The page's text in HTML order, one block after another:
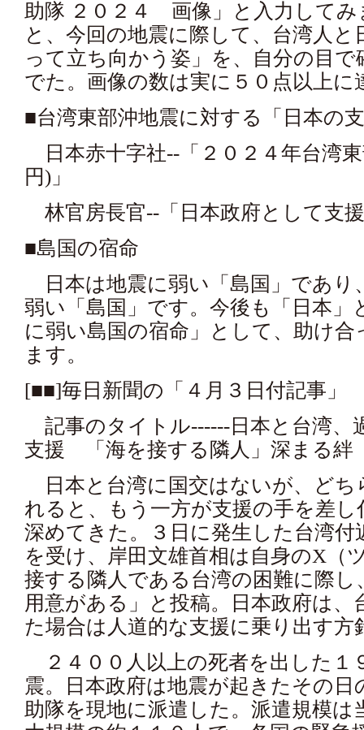
助隊 ２０２４ 画像」と入力してみ
と、今回の地震に際して、台湾人と
って立ち向かう姿」を、自分の目
でた。画像の数は実に５０点以上に
■台湾東部沖地震に対する「日本の
日本赤十字社--「２０２４年台湾
円)」
林官房長官--「日本政府として支
■島国の宿命
日本は地震に弱い「島国」であり
弱い「島国」です。今後も「日本」
に弱い島国の宿命」として、助け
ます。
[■■]毎日新聞の「４月３日付記事」
記事のタイトル------日本と台湾、
支援 「海を接する隣人」深まる絆
日本と台湾に国交はないが、どち
れると、もう一方が支援の手を差
深めてきた。３日に発生した台湾付
を受け、岸田文雄首相は自身のX（
接する隣人である台湾の困難に際し
用意がある」と投稿。日本政府は、
た場合は人道的な支援に乗り出す方
２４００人以上の死者を出した１
震。日本政府は地震が起きたその日
助隊を現地に派遣した。派遣規模は